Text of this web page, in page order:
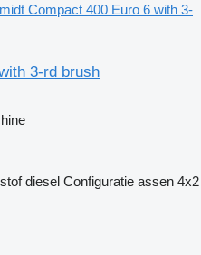
Compact 400 Euro 6 with 3-
3-rd brush
diesel Configuratie assen 4x2